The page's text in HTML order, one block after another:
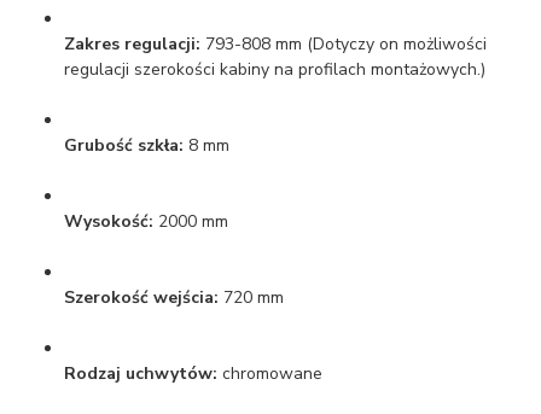
Zakres regulacji: 793-808 mm (Dotyczy on możliwości
regulacji szerokości kabiny na profilach montażowych.)
Grubość szkła: 8 mm
Wysokość: 2000 mm
Szerokość wejścia: 720 mm
Rodzaj uchwytów: chromowane